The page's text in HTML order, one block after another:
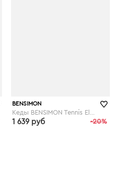
BENSIMON
-20%
1 639 руб